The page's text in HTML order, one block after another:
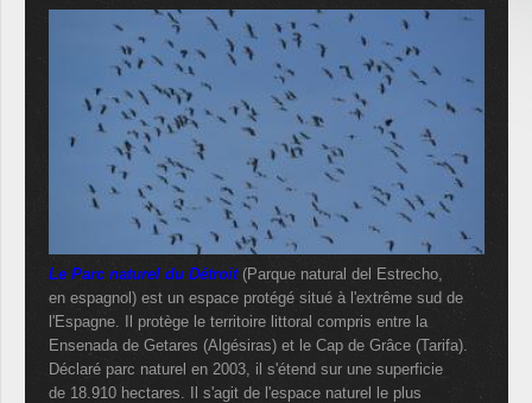
Le Parc naturel du Détroit(Parque natural del Estrecho,
en espagnol) est un espace protégé situé à l'extrême sud de
l'Espagne. Il protège le territoire littoral compris entre la
Ensenada de Getares (Algésiras) et le Cap de Grâce (Tarifa).
Déclaré parc naturel en 2003, il s'étend sur une superficie
de 18.910 hectares. Il s'agit de l'espace naturel le plus